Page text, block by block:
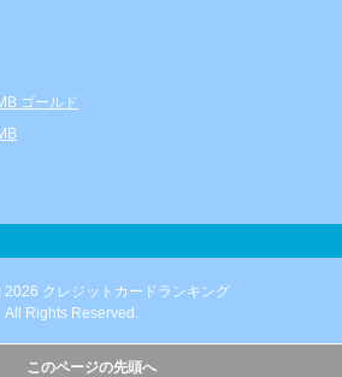
ゴールド
2026 クレジットカードランキング
All Rights Reserved.
このページの先頭へ